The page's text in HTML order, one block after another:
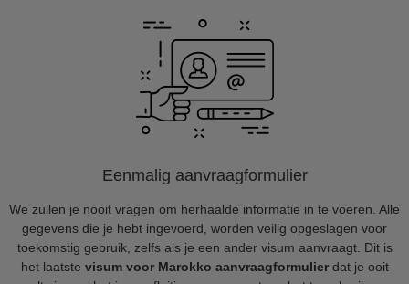
Eenmalig aanvraagformulier
We zullen je nooit vragen om herhaalde informatie in te voeren. Alle
gegevens die je hebt ingevoerd, worden veilig opgeslagen voor
toekomstig gebruik, zelfs als je een ander visum aanvraagt. Dit is
het laatste visum voor Marokko aanvraagformulierdat je ooit